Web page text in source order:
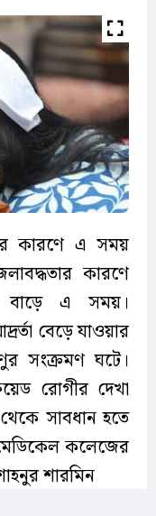
কারণে এ সময়
কারণে
বাড়ে এ সময়।
বেড়ে যাওয়ার
সংক্রমণ ঘটে।
রোগীর দেখা
সাবধান হতে
কলেজের
শারমিন